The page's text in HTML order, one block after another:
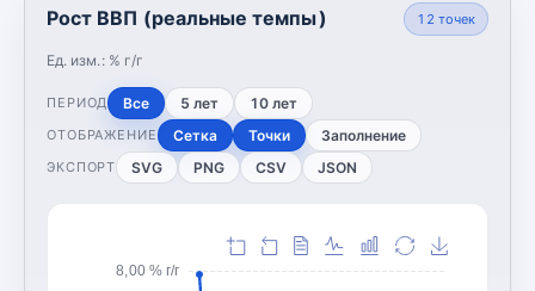
Рост ВВП (реальные темпы)
Ед. изм.: % г/г
12 точек
ПЕРИОД Все 5 лет 10 лет
ОТОБРАЖЕНИЕ Сетка Точки Заполнение
ЭКСПОРТ SVG PNG CSV JSON
8,00 % г/г